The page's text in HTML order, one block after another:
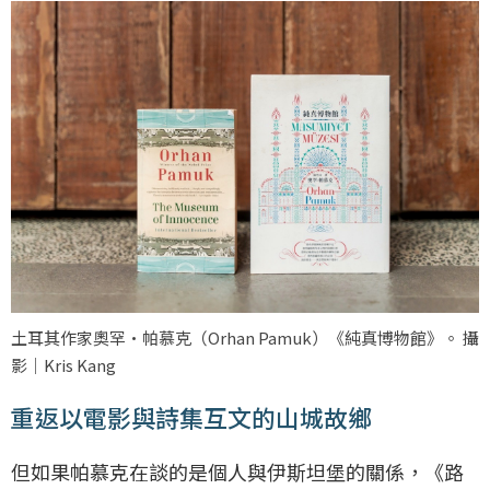
土耳其作家奧罕·帕慕克（Orhan Pamuk）《純真博物館》。 攝
影｜Kris Kang
重返以電影與詩集互文的山城故鄉
但如果帕慕克在談的是個人與伊斯坦堡的關係，《路